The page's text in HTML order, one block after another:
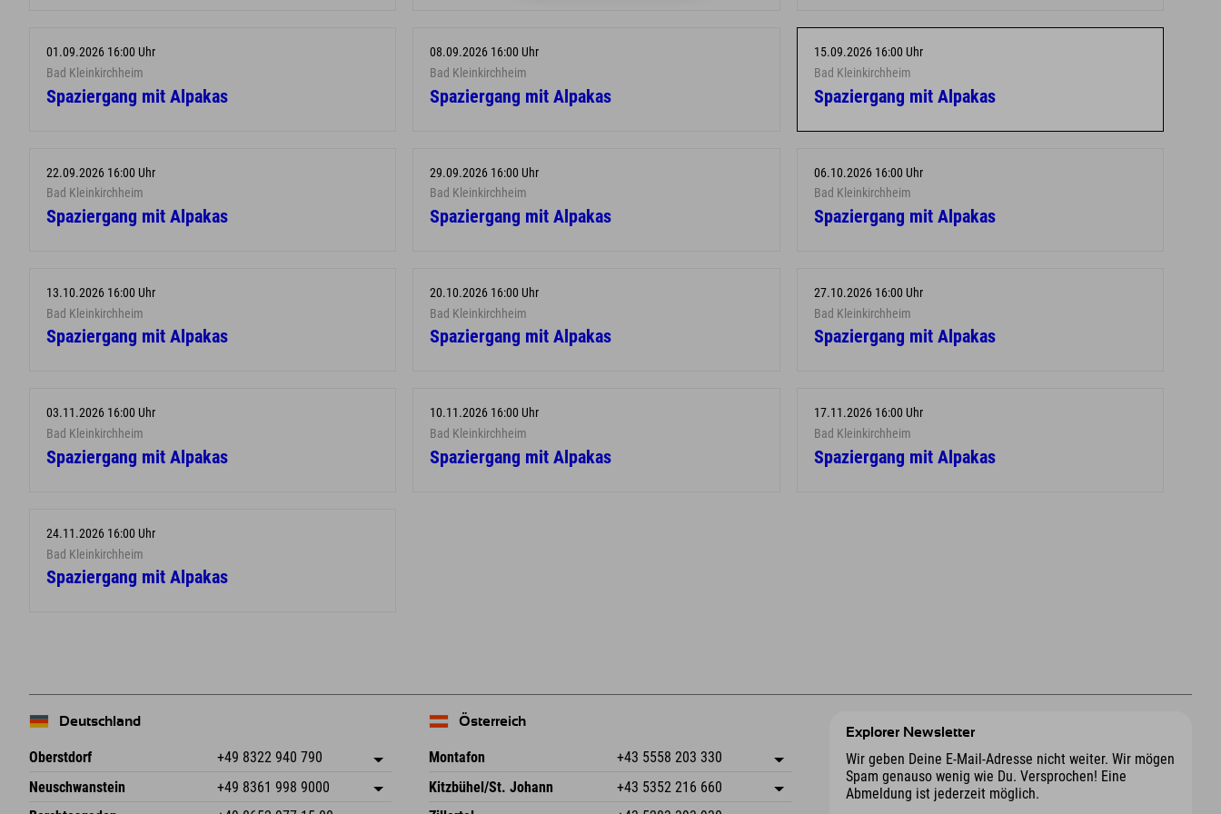
01.09.2026 16:00 Uhr
Bad Kleinkirchheim
Spaziergang mit Alpakas
08.09.2026 16:00 Uhr
Bad Kleinkirchheim
Spaziergang mit Alpakas
15.09.2026 16:00 Uhr
Bad Kleinkirchheim
Spaziergang mit Alpakas
22.09.2026 16:00 Uhr
Bad Kleinkirchheim
Spaziergang mit Alpakas
29.09.2026 16:00 Uhr
Bad Kleinkirchheim
Spaziergang mit Alpakas
06.10.2026 16:00 Uhr
Bad Kleinkirchheim
Spaziergang mit Alpakas
13.10.2026 16:00 Uhr
Bad Kleinkirchheim
Spaziergang mit Alpakas
20.10.2026 16:00 Uhr
Bad Kleinkirchheim
Spaziergang mit Alpakas
27.10.2026 16:00 Uhr
Bad Kleinkirchheim
Spaziergang mit Alpakas
03.11.2026 16:00 Uhr
Bad Kleinkirchheim
Spaziergang mit Alpakas
10.11.2026 16:00 Uhr
Bad Kleinkirchheim
Spaziergang mit Alpakas
17.11.2026 16:00 Uhr
Bad Kleinkirchheim
Spaziergang mit Alpakas
24.11.2026 16:00 Uhr
Bad Kleinkirchheim
Spaziergang mit Alpakas
Deutschland
Oberstdorf +49 8322 940 790
An der Breitach 3
Adresse speichern
Neuschwanstein +49 8361 998 9000
Österreich
Montafon +43 5558 203 330
Dorfstr. 127b
6793 Gaschurn/Montafon
Adresse speichern
Kitzbühel/St. Johann +43 5352 216 660
Explorer Newsletter
Wir geben Deine E-Mail-Adresse nicht weiter. Wir mögen
Spam genauso wenig wie Du. Versprochen! Eine
Abmeldung ist jederzeit möglich.